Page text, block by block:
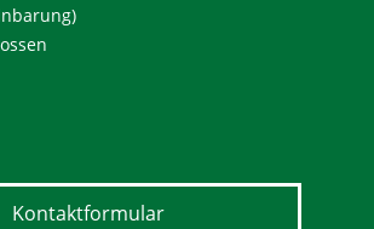
Kontaktformular